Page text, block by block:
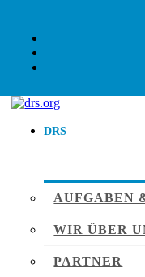
DRS
AUFGABEN
WIR ÜBER
PARTNER